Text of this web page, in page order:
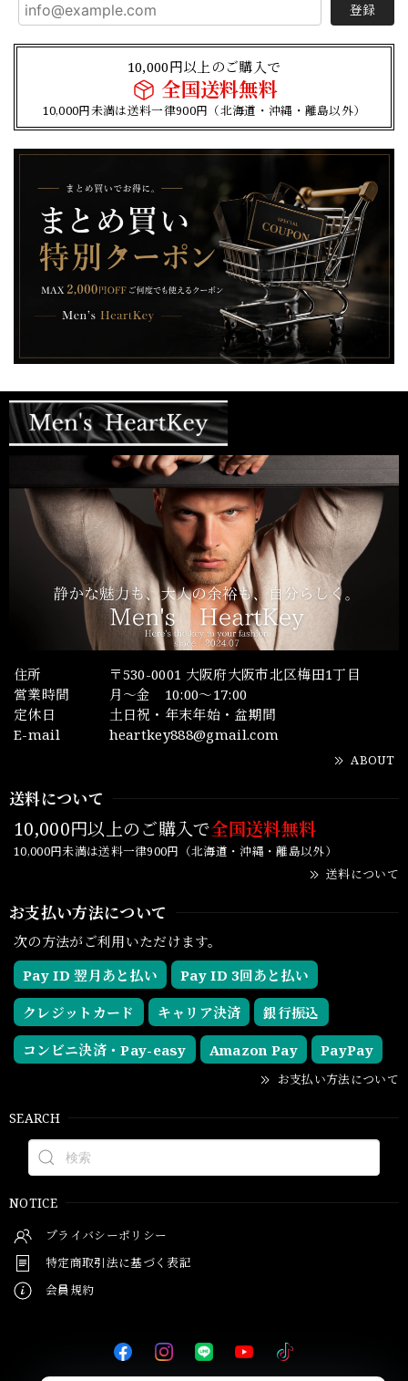
登録
10,000円以上のご購入で
全国送料無料
10,000円未満は送料一律900円（北海道・沖縄・離島以外）
住所
〒530-0001 大阪府大阪市北区梅田1丁目
営業時間
月～金 10:00～17:00
定休日
土日祝・年末年始・盆期間
E-mail
heartkey888@gmail.com
ABOUT
送料について
10,000円以上のご購入で全国送料無料
10,000円未満は送料一律900円（北海道・沖縄・離島以外）
送料について
お支払い方法について
次の方法がご利用いただけます。
Pay ID 翌月あと払い
Pay ID 3回あと払い
クレジットカード キャリア決済 銀行振込
コンビニ決済・Pay-easy Amazon Pay PayPay
お支払い方法について
SEARCH
NOTICE
プライバシーポリシー
特定商取引法に基づく表記
会員規約